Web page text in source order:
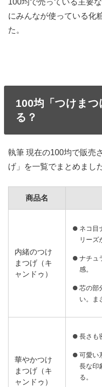
にみんなが使っている化
た。
100均「つけま
る？
執筆 現在の100均で販売
げ」を一覧でまとめまし
商品名
内緒のつけ
まつげ（キ
ャンドゥ）
ネコ目
リーズ
ナチュ
感。
芯の部
い。ま
華やかつけ
まつげ（キ
ャンドゥ）
長さも
可愛い
長な印
る。